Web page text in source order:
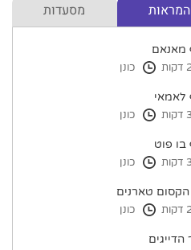
המראות מסעדות
מאנאם
כונן
לאמאי
כונן
בו פוט
כונן
הקסום טארנים
כונן
הדייגים